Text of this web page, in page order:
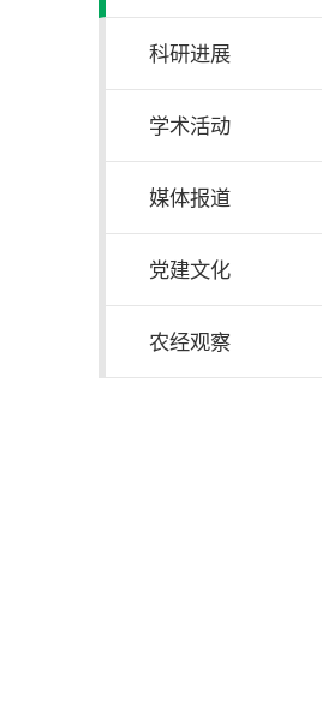
科研进展
学术活动
媒体报道
党建文化
农经观察